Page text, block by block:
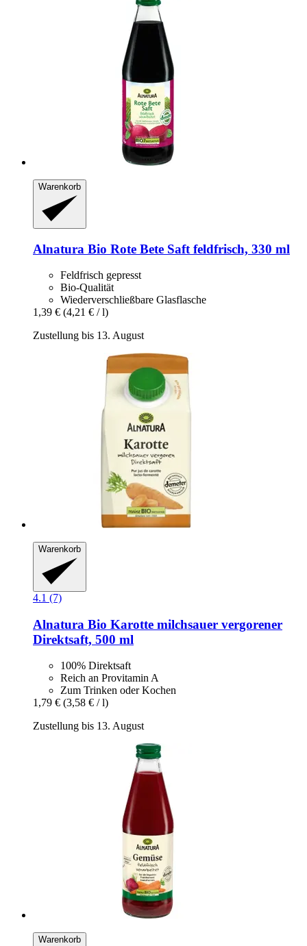
Warenkorb
Alnatura Bio Rote Bete Saft feldfrisch, 330 ml
Feldfrisch gepresst
Bio-Qualität
Wiederverschließbare Glasflasche
1,39 € (4,21 € / l)
Zustellung bis 13. August
Warenkorb
4.1 (7)
Alnatura Bio Karotte milchsauer vergorener
Direktsaft, 500 ml
100% Direktsaft
Reich an Provitamin A
Zum Trinken oder Kochen
1,79 € (3,58 € / l)
Zustellung bis 13. August
Warenkorb